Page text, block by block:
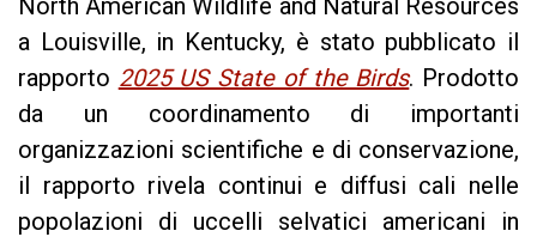
North American Wildlife and Natural Resources
a Louisville, in Kentucky, è stato pubblicato il
rapporto 2025 US State of the Birds. Prodotto
da un coordinamento di importanti
organizzazioni scientifiche e di conservazione,
il rapporto rivela continui e diffusi cali nelle
popolazioni di uccelli selvatici americani in